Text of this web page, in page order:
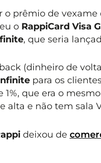
prêmio de vexame
o RappiCard Visa
, que seria
(dinheiro de
para os
que era o
alta e não tem sala
deixou de